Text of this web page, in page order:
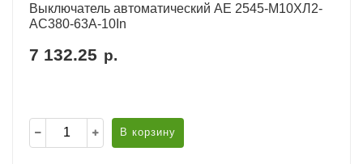
Выключатель автоматический АЕ 2545-М10ХЛ2-
AC380-63А-10In
7 132.25 р.
В корзину